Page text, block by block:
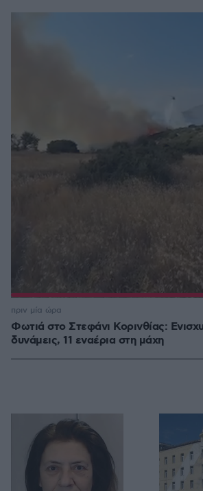
Loaded:
Φωτιά στο Στεφάνι Κορινθίας:
δυνάμεις, 11 εναέρια στη μάχη
πριν μία ώρα